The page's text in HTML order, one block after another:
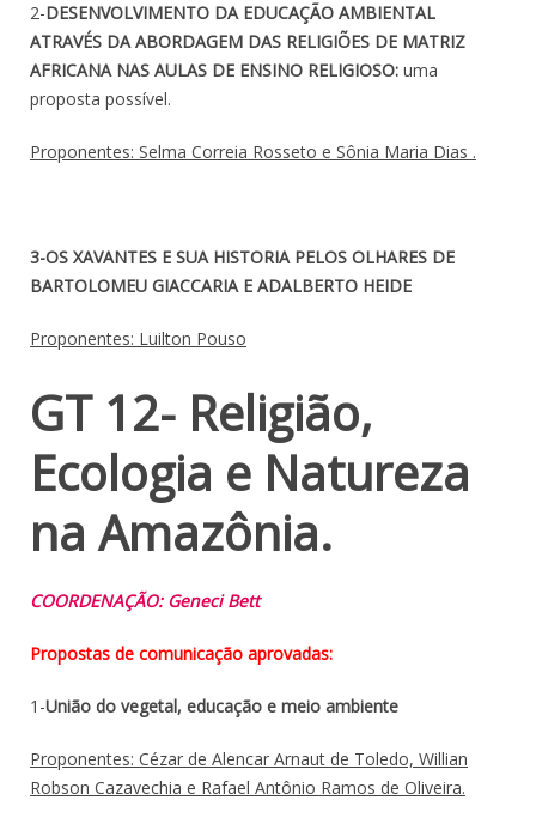
2-DESENVOLVIMENTO DA EDUCAÇÃO AMBIENTAL
ATRAVÉS DA ABORDAGEM DAS RELIGIÕES DE MATRIZ
AFRICANA NAS AULAS DE ENSINO RELIGIOSO: uma
proposta possível.
Proponentes: Selma Correia Rosseto e Sônia Maria Dias .
3-OS XAVANTES E SUA HISTORIA PELOS OLHARES DE
BARTOLOMEU GIACCARIA E ADALBERTO HEIDE
Proponentes: Luilton Pouso
GT 12- Religião,
Ecologia e Natureza
na Amazônia.
COORDENAÇÃO: Geneci Bett
Propostas de comunicação aprovadas:
1-União do vegetal, educação e meio ambiente
Proponentes: Cézar de Alencar Arnaut de Toledo, Willian
Robson Cazavechia e Rafael Antônio Ramos de Oliveira.